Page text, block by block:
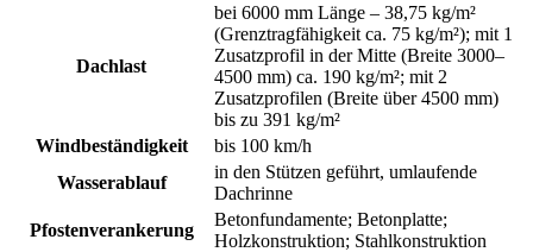
Dachlast
bei 6000 mm Länge – 38,75 kg/m²
(Grenztragfähigkeit ca. 75 kg/m²); mit 1
Zusatzprofil in der Mitte (Breite 3000–
4500 mm) ca. 190 kg/m²; mit 2
Zusatzprofilen (Breite über 4500 mm)
bis zu 391 kg/m²
Windbeständigkeit
bis 100 km/h
Wasserablauf
in den Stützen geführt, umlaufende
Dachrinne
Pfostenverankerung
Betonfundamente; Betonplatte;
Holzkonstruktion; Stahlkonstruktion